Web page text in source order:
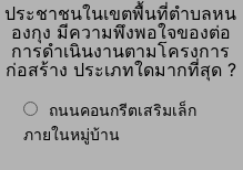
ประชาชนในเขตพื้นที่ตำบลหน
องกุง มีความพึงพอใจของต่อ
การดำเนินงานตามโครงการ
ก่อสร้าง ประเภทใดมากที่สุด ?
ถนนคอนกรีตเสริมเล็ก
ภายในหมู่บ้าน